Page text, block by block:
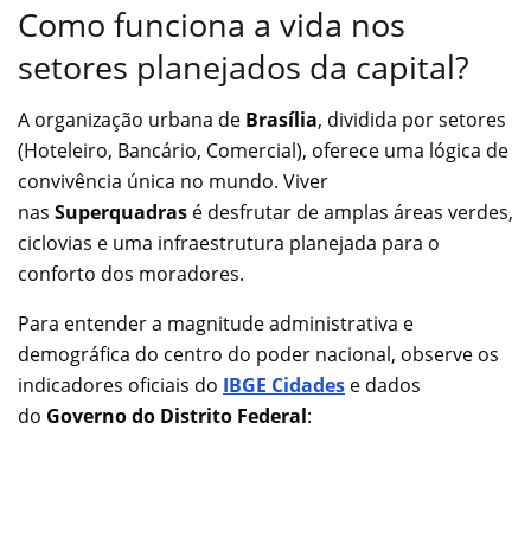
Como funciona a vida nos
setores planejados da capital?
A organização urbana de Brasília, dividida por setores
(Hoteleiro, Bancário, Comercial), oferece uma lógica de
convivência única no mundo. Viver
nas Superquadras é desfrutar de amplas áreas verdes,
ciclovias e uma infraestrutura planejada para o
conforto dos moradores.
Para entender a magnitude administrativa e
demográfica do centro do poder nacional, observe os
indicadores oficiais do IBGE Cidades e dados
do Governo do Distrito Federal: